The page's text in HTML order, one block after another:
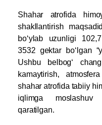
Shahar atrofida
shakllantirish
bo‘ylab uzunligi
3532 gektar bo‘lgan
Ushbu belbog‘
kamaytirish,
shahar atrofida tabiiy
iqlimga moslashuv
qaratilgan.